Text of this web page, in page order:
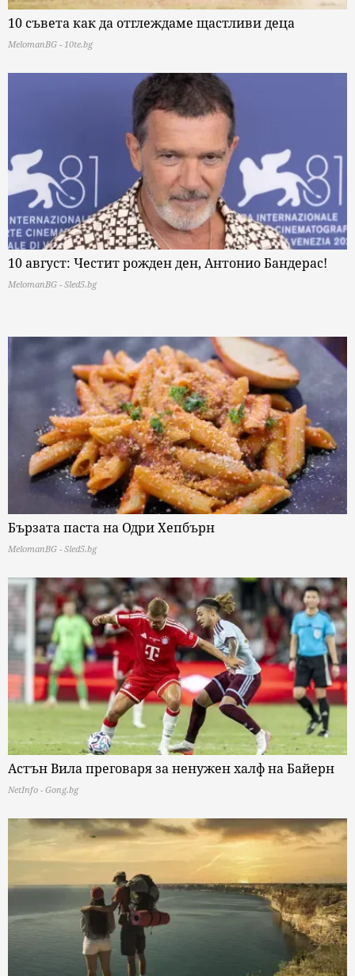
10 съвета как да отглеждаме щастливи деца
MelomanBG - 10te.bg
10 август: Честит рожден ден, Антонио Бандерас!
MelomanBG - Sled5.bg
Бързата паста на Одри Хепбърн
MelomanBG - Sled5.bg
Астън Вила преговаря за ненужен халф на Байерн
NetInfo - Gong.bg